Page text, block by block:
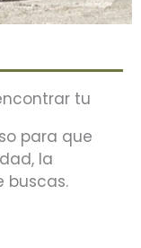
tu
para que
la
buscas.